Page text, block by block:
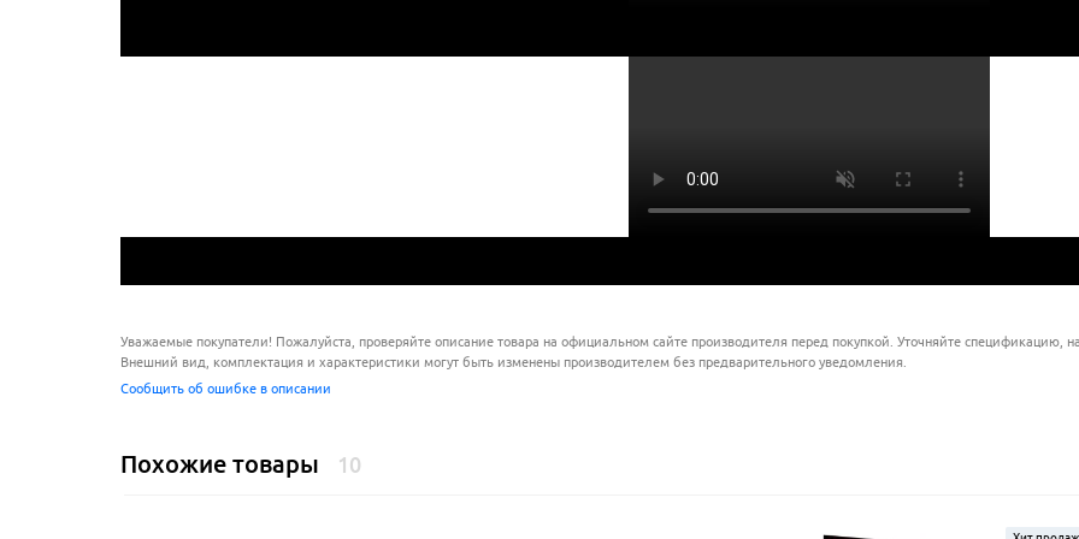
Уважаемые покупатели! Пожалуйста, проверяйте описание товара на официальном сайте производителя перед покупкой. Уточняйте спецификацию,
Внешний вид, комплектация и характеристики могут быть изменены производителем без предварительного уведомления.
Сообщить об ошибке в описании
Похожие товары 10